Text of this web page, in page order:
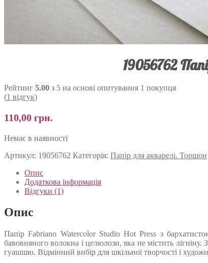
19056762
Рейтинг 5.00 з 5 на основі опитування 1 покупця
(1 відгук)
110,00 грн.
Немає в наявності
Артикул: 19056762 Категорія: Папір для акварелі. Торшон
Опис
Додаткова інформація
Відгуки (1)
Опис
Папір Fabriano Watercolor Studio Hot Press з
бавовняного волокна і целюлози, яка не містить
гуашшю. Відмінний вибір для шкільної творчості і